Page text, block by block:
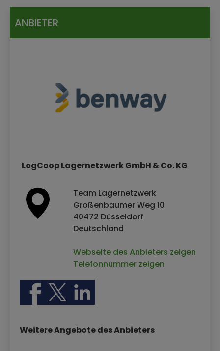
ANBIETER
LogCoop Lagernetzwerk GmbH & Co. KG
Team Lagernetzwerk
Großenbaumer Weg 10
40472 Düsseldorf
Deutschland
Webseite des Anbieters zeigen
Telefonnummer zeigen
Weitere Angebote des Anbieters